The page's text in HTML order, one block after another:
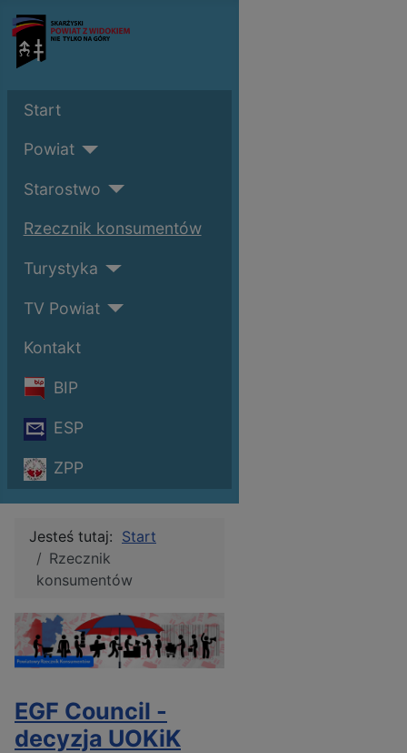
Start
Powiat
Starostwo
Rzecznik konsumentów
Turystyka
TV Powiat
Kontakt
BIP
ESP
ZPP
Jesteś tutaj: Start
Rzecznik
konsumentów
EGF Council -
decyzja UOKiK